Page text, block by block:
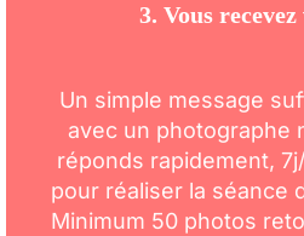
3. Vous
Un simple message
avec un photographe
réponds rapidement,
pour réaliser la séance
Minimum 50 photos